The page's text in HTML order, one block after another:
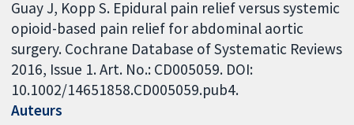
Guay J, Kopp S. Epidural pain relief versus systemic
opioid-based pain relief for abdominal aortic
surgery. Cochrane Database of Systematic Reviews
2016, Issue 1. Art. No.: CD005059. DOI:
10.1002/14651858.CD005059.pub4.
Auteurs